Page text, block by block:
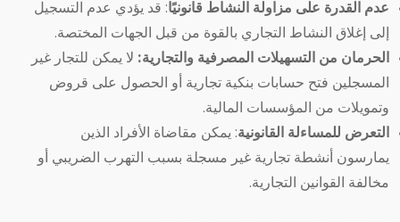
عدم القدرة على مزاولة النشاط قانونيًا: قد يؤدي عدم التسجيل
إلى إغلاق النشاط التجاري بالقوة من قبل الجهات المختصة.
الحرمان من التسهيلات المصرفية والتجارية: لا يمكن للتجار غير
المسجلين فتح حسابات بنكية تجارية أو الحصول على قروض
وتمويلات من المؤسسات المالية.
التعرض للمساءلة القانونية: يمكن مقاضاة الأفراد الذين
يمارسون أنشطة تجارية غير مسجلة بسبب التهرب الضريبي أو
مخالفة القوانين التجارية.